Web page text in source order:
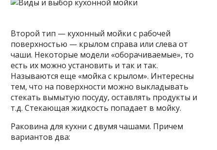
Второй тип — кухонный мойки с рабочей
поверхностью — крылом справа или слева от
чаши. Некоторые модели «оборачиваемые», то
есть их можно установить и так и так.
Называются еще «мойка с крылом». Интересны
тем, что на поверхности можно выкладывать
стекать вымытую посуду, оставлять продукты и
т.д. Стекающая жидкость попадает в мойку.
Раковина для кухни с двумя чашами. Причем
вариантов два: